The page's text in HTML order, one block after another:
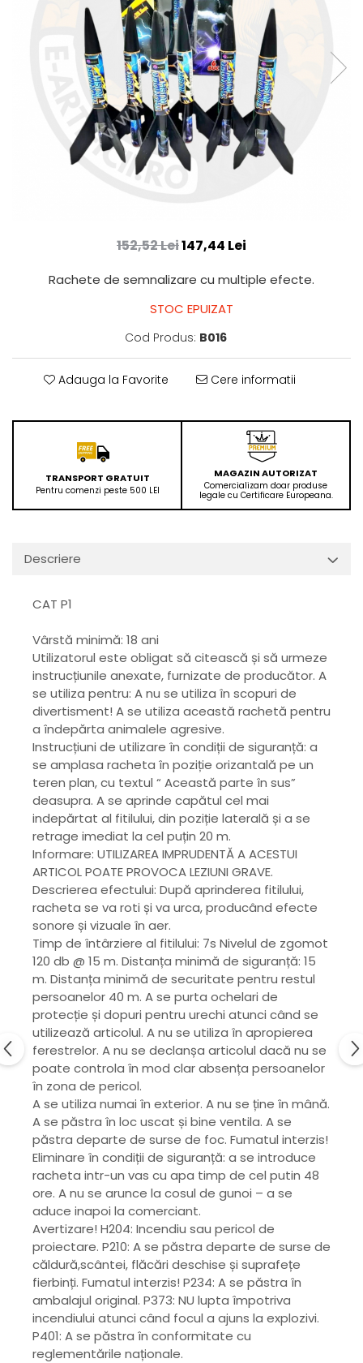
152,52 Lei147,44 Lei
Rachete de semnalizare cu multiple efecte.
STOC EPUIZAT
Cod Produs: B016
Adauga la Favorite Cere informatii
TRANSPORT GRATUIT
Pentru comenzi peste 500 LEI
MAGAZIN AUTORIZAT
Comercializam doar produse
legale cu Certificare Europeana.
Descriere
CAT P1
Vârstă minimă: 18 ani
Utilizatorul este obligat să citească și să urmeze
instrucțiunile anexate, furnizate de producător. A
se utiliza pentru: A nu se utiliza în scopuri de
divertisment! A se utiliza această rachetă pentru
a îndepărta animalele agresive.
Instrucțiuni de utilizare în condiții de siguranță: a
se amplasa racheta în poziție orizantală pe un
teren plan, cu textul “ Această parte în sus”
deasupra. A se aprinde capătul cel mai
indepărtat al fitilului, din poziție laterală și a se
retrage imediat la cel puțin 20 m.
Informare: UTILIZAREA IMPRUDENTĂ A ACESTUI
ARTICOL POATE PROVOCA LEZIUNI GRAVE.
Descrierea efectului: După aprinderea fitilului,
racheta se va roti și va urca, producând efecte
sonore și vizuale în aer.
Timp de întârziere al fitilului: 7s Nivelul de zgomot
120 db @ 15 m. Distanța minimă de siguranță: 15
m. Distanța minimă de securitate pentru restul
persoanelor 40 m. A se purta ochelari de
protecție și dopuri pentru urechi atunci când se
utilizează articolul. A nu se utiliza în apropierea
ferestrelor. A nu se declanșa articolul dacă nu se
poate controla în mod clar absența persoanelor
în zona de pericol.
A se utiliza numai în exterior. A nu se ține în mână.
A se păstra în loc uscat și bine ventila. A se
păstra departe de surse de foc. Fumatul interzis!
Eliminare în condiții de siguranță: a se introduce
racheta intr-un vas cu apa timp de cel putin 48
ore. A nu se arunce la cosul de gunoi – a se
aduce inapoi la comerciant.
Avertizare! H204: Incendiu sau pericol de
proiectare. P210: A se păstra departe de surse de
căldură,scântei, flăcări deschise și suprafețe
fierbinți. Fumatul interzis! P234: A se păstra în
ambalajul original. P373: NU lupta împotriva
incendiului atunci când focul a ajuns la explozivi.
P401: A se păstra în conformitate cu
reglementările naționale.